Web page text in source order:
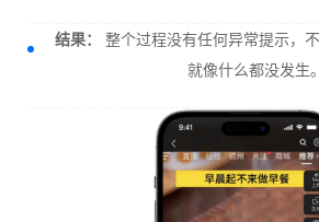
结果：
整个过程没有任何异常提示，
就像什么都没发生。